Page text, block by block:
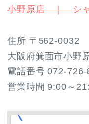
小野原店 ｜ シ
住所 〒562-0032
大阪府箕面市小野
電話番号 072-726-
営業時間 9:00～